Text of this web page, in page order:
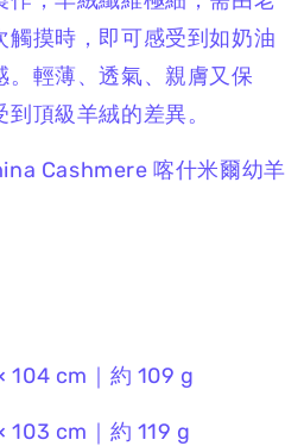
觸摸時，即可感受到如奶油
。輕薄、透氣、親膚又保
頂級羊絨的差異。
Cashmere 喀什米爾幼羊
104 cm｜約 109 g
103 cm｜約 119 g